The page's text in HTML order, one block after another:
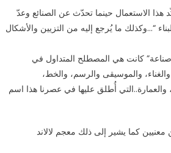
هذا الاستعمال حينما تحدّث عن الصنائع وعدّ
“…وكذلك ما يُرجع إليه من التزيين والأشكال
صناعة” كانت هي المصطلح المتداول في
والموسيقى والرسم، والخط،
والعمارة..التي أُطلق عليها في عصرنا هذا اسم
كما يشير إلى ذلك معجم لالاند